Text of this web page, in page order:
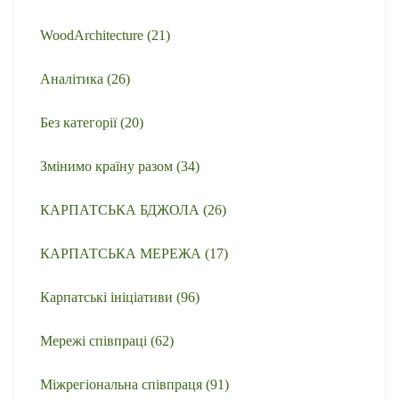
WoodArchitecture (21)
Аналітика (26)
Без категорії(20)
Змінимо країну разом (34)
КАРПАТСЬКА БДЖОЛА (26)
КАРПАТСЬКА МЕРЕЖА (17)
Карпатські ініціативи (96)
Мережі співпраці (62)
Міжрегіональна співпраця (91)